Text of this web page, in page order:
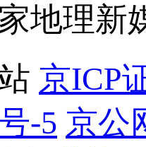
地理新
京ICP
-5 京公